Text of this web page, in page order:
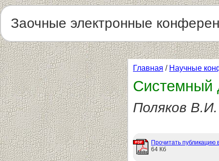
Заочные электронные
Главная / Научные
Системный
Поляков В.И.
Прочитать публикацию
64 Кб